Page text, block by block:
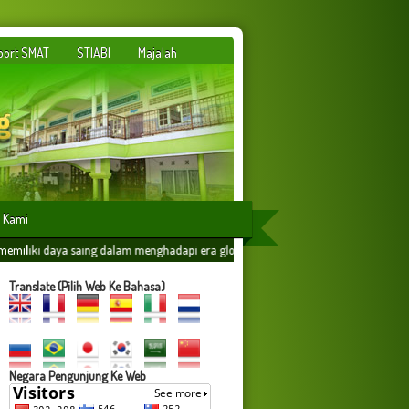
SMAT STIABI Majalah
menghadapi era globalisasi yang dilandasi oleh ilmu amaliyah,amal
Translate (Pilih Web Ke Bahasa)
Negara Pengunjung Ke Web